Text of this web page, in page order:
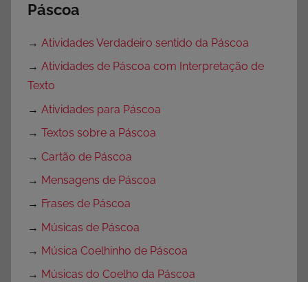
Páscoa
→ Atividades Verdadeiro sentido da Páscoa
→ Atividades de Páscoa com Interpretação de
Texto
→ Atividades para Páscoa
→ Textos sobre a Páscoa
→ Cartão de Páscoa
→ Mensagens de Páscoa
→ Frases de Páscoa
→ Músicas de Páscoa
→ Música Coelhinho de Páscoa
→ Músicas do Coelho da Páscoa